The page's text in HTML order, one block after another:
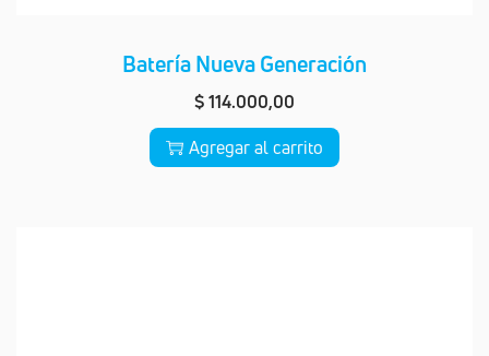
Batería Nueva Generación
$114.000,00
Agregar al carrito